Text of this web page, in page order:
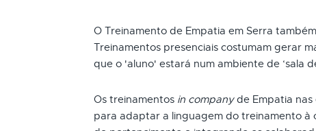
O Treinamento de Empatia em Serra
Treinamentos presenciais costumam gerar
que o 'aluno' estará num ambiente de ‘sala
Os treinamentos in companyde Empatia nas
para adaptar a linguagem do treinamento à